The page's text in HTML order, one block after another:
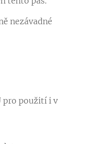
nezávadné
pro použití i v